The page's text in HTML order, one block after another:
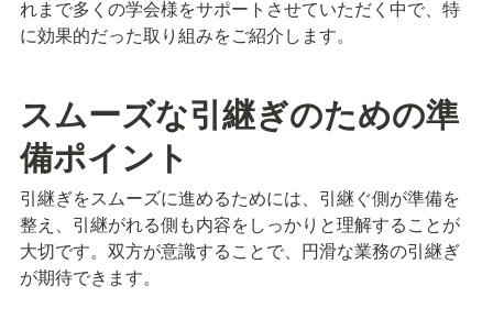
れまで多くの学会様をサポートさせていただく中で、特
に効果的だった取り組みをご紹介します。
スムーズな引継ぎのための準
備ポイント
引継ぎをスムーズに進めるためには、引継ぐ側が準備を
整え、引継がれる側も内容をしっかりと理解することが
大切です。双方が意識することで、円滑な業務の引継ぎ
が期待できます。